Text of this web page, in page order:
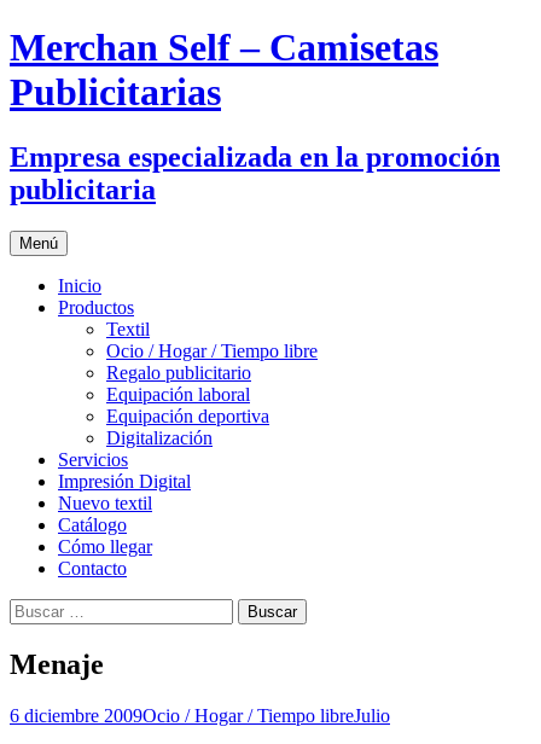
Merchan Self – Camisetas
Publicitarias
Empresa especializada en la promoción
publicitaria
Menú Saltar
al
contenido
Inicio
Productos
Textil
Ocio / Hogar / Tiempo libre
Regalo publicitario
Equipación laboral
Equipación deportiva
Digitalización
Servicios
Impresión Digital
Nuevo textil
Catálogo
Cómo llegar
Contacto
Buscar:
Menaje
6 diciembre 2009Ocio / Hogar / Tiempo libreJulio